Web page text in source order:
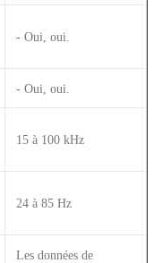
- Oui, oui.
- Oui, oui.
15 à 100 kHz
24 à 85 Hz
Les données de